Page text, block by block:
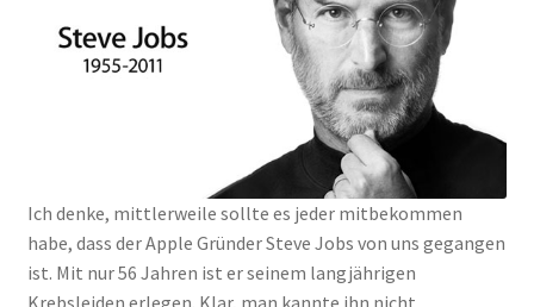
Ich denke, mittlerweile sollte es jeder mitbekommen
habe, dass der Apple Gründer Steve Jobs von uns gegangen
ist. Mit nur 56 Jahren ist er seinem langjährigen
Krebsleiden erlegen. Klar, man kannte ihn nicht